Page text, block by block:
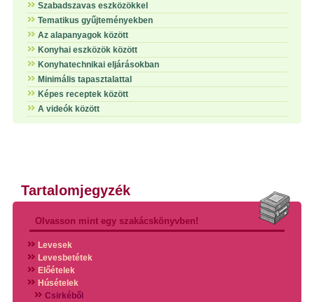
Szabadszavas eszközökkel
Tematikus gyűjteményekben
Az alapanyagok között
Konyhai eszközök között
Konyhatechnikai eljárásokban
Minimális tapasztalattal
Képes receptek között
A videók között
Tartalomjegyzék
Olvasson mint egy szakácskönyvben!
Levesek
Levesbetétek
Előételek
Húsételek
Csirkéből